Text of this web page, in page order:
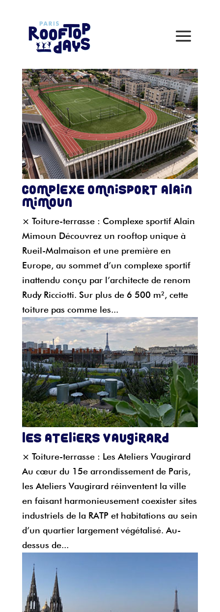
Complexe omnisport Alain
Mimoun
× Toiture-terrasse : Complexe sportif Alain
Mimoun Découvrez un rooftop unique à
Rueil-Malmaison et une première en
Europe, au sommet d’un complexe sportif
inattendu conçu par l’architecte de renom
Rudy Ricciotti. Sur plus de 6 500 m², cette
toiture pas comme les...
Les Ateliers Vaugirard
× Toiture-terrasse : Les Ateliers Vaugirard
Au cœur du 15e arrondissement de Paris,
les Ateliers Vaugirard réinventent la ville
en faisant harmonieusement coexister sites
industriels de la RATP et habitations au sein
d’un quartier largement végétalisé. Au-
dessus de...